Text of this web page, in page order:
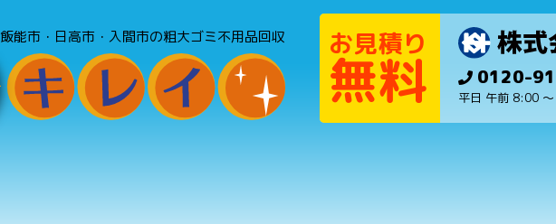
飯能市・日高市・入間市の粗大ゴミ不用品回収
0120-
平日 午前 8:00
お見積り
無料